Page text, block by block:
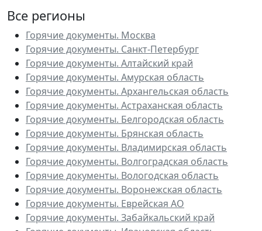
Все регионы
Горячие документы. Москва
Горячие документы. Санкт-Петербург
Горячие документы. Алтайский край
Горячие документы. Амурская область
Горячие документы. Архангельская область
Горячие документы. Астраханская область
Горячие документы. Белгородская область
Горячие документы. Брянская область
Горячие документы. Владимирская область
Горячие документы. Волгоградская область
Горячие документы. Вологодская область
Горячие документы. Воронежская область
Горячие документы. Еврейская АО
Горячие документы. Забайкальский край